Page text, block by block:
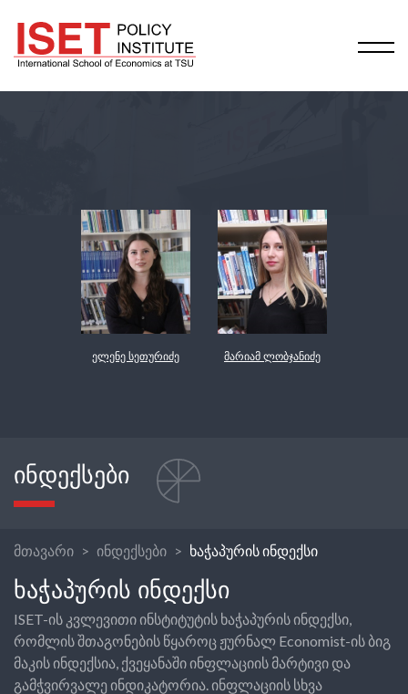
ელენე სეთურიძე მარიამ ლობჯანიძე
ᲘᲜᲓᲔᲥᲡᲔᲑᲘ
მთავარი ინდექსები ხაჭაპურის ინდექსი
ᲮᲐᲭᲐᲞᲣᲠᲘᲡ ᲘᲜᲓᲔᲥᲡᲘ
ISET-ის კვლევითი ინსტიტუტის ხაჭაპურის ინდექსი,
რომლის შთაგონების წყაროც ჟურნალ Economist-ის ბიგ
მაკის ინდექსია, ქვეყანაში ინფლაციის მარტივი და
გამჭვირვალე ინდიკატორია. ინფლაციის სხვა